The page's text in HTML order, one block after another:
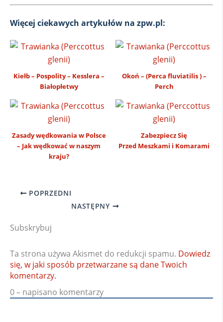
Więcej ciekawych artykułów na zpw.pl:
Kiełb – Pospolity – Kesslera –
Białopłetwy
Okoń – (Perca fluviatilis ) –
Perch
Zasady wędkowania w Polsce
– Jak wędkować w naszym
kraju?
Zabezpiecz Się
Przed Meszkami i Komarami
POPRZEDNI
NASTĘPNY
Subskrybuj
Ta strona używa Akismet do redukcji spamu. Dowiedz
się, w jaki sposób przetwarzane są dane Twoich
komentarzy.
0– napisano komentarzy